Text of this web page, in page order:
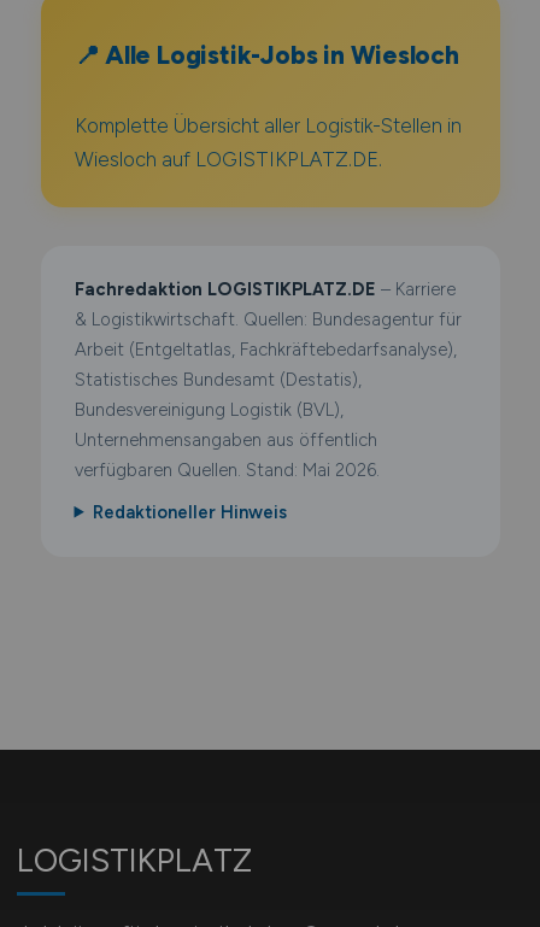
📍 Alle Logistik-Jobs in Wiesloch
Komplette Übersicht aller Logistik-Stellen in
Wiesloch auf LOGISTIKPLATZ.DE.
Fachredaktion LOGISTIKPLATZ.DE – Karriere
& Logistikwirtschaft. Quellen: Bundesagentur für
Arbeit (Entgeltatlas, Fachkräftebedarfsanalyse),
Statistisches Bundesamt (Destatis),
Bundesvereinigung Logistik (BVL),
Unternehmensangaben aus öffentlich
verfügbaren Quellen. Stand: Mai 2026.
Redaktioneller Hinweis
LOGISTIKPLATZ